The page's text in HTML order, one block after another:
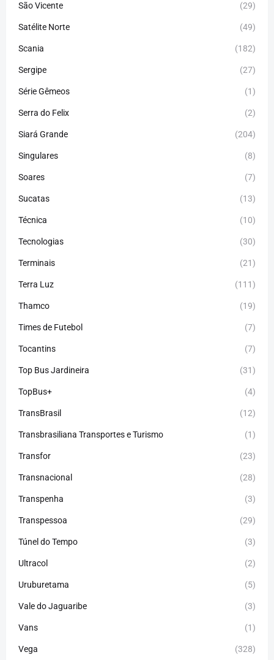
São Vicente (29)
Satélite Norte (49)
Scania (182)
Sergipe (27)
Série Gêmeos (1)
Serra do Felix (2)
Siará Grande (204)
Singulares (8)
Soares (7)
Sucatas (13)
Técnica (10)
Tecnologias (30)
Terminais (21)
Terra Luz (111)
Thamco (19)
Times de Futebol (7)
Tocantins (7)
Top Bus Jardineira (31)
TopBus+ (4)
TransBrasil (12)
Transbrasiliana Transportes e Turismo (1)
Transfor (23)
Transnacional (28)
Transpenha (3)
Transpessoa (29)
Túnel do Tempo (3)
Ultracol (2)
Uruburetama (5)
Vale do Jaguaribe (3)
Vans (1)
Vega (328)